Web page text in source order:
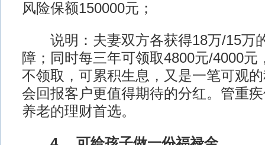
风险保额150000元；
说明：夫妻双方各获得18万/15万
障；同时每三年可领取4800元/4000元
不领取，可累积生息，又是一笔可观
会回报客户更值得期待的分红。管重
养老的理财首选。